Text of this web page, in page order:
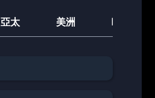
亞太 美洲 歐洲